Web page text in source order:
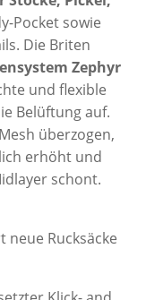
Pocket sowie
Die Briten
Zephyr
und flexible
Belüftung auf.
überzogen,
erhöht und
schont.